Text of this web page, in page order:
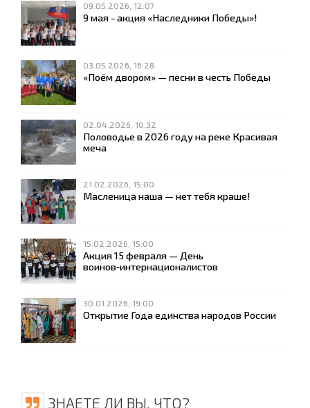
09.05.2026, 12:07
9 мая - акция «Наследники Победы»!
03.05.2026, 16:28
«Поём двором» — песни в честь Победы
02.04.2026, 10:32
Половодье в 2026 году на реке Красивая
меча
21.02.2026, 15:00
Масленица наша — нет тебя краше!
15.02.2026, 15:00
Акция 15 февраля — День
воинов‑интернационалистов
30.01.2026, 19:00
Открытие Года единства народов России
ЗНАЕТЕ ЛИ ВЫ, ЧТО?